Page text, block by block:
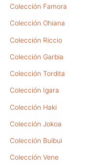
Colección Famora
Colección Ohiana
Colección Riccio
Colección Garbia
Colección Tordita
Colección Igara
Colección Haki
Colección Jokoa
Colección Buibui
Colección Vene